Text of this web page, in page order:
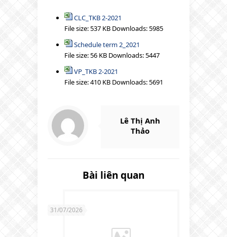
CLC_TKB 2-2021
File size:537 KB Downloads:5985
Schedule term 2_2021
File size:56 KB Downloads:5447
VP_TKB 2-2021
File size:410 KB Downloads:5691
Lê Thị Anh
Thảo
Bài liên quan
31/07/2026